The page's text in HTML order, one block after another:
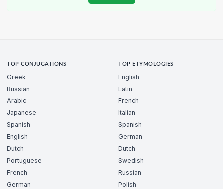
TOP CONJUGATIONS
Greek
Russian
Arabic
Japanese
Spanish
English
Dutch
Portuguese
French
German
TOP ETYMOLOGIES
English
Latin
French
Italian
Spanish
German
Dutch
Swedish
Russian
Polish